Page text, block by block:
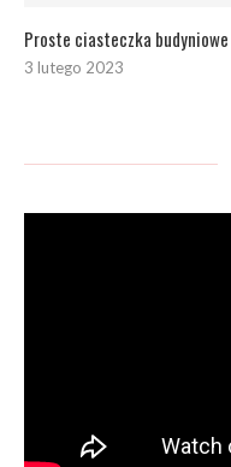
Proste ciasteczka budyniowe
3 lutego 2023